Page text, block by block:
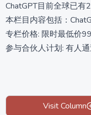
ChatGPT目前全球已有
本栏目内容包括：
专栏价格: 限时最低价
参与合伙人计划: 有人
Visit Column